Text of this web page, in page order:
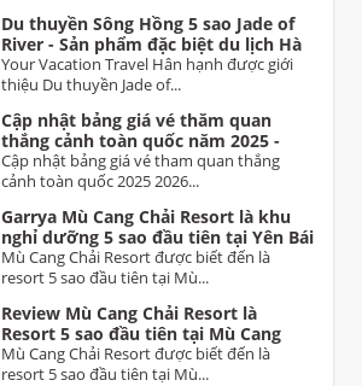
Du thuyền Sông Hồng 5 sao Jade of
River - Sản phẩm đặc biệt du lịch Hà
Nội
Your Vacation Travel Hân hạnh được giới
thiệu Du thuyền Jade of...
Cập nhật bảng giá vé thăm quan
thắng cảnh toàn quốc năm 2025 -
2026 Vietnam tourist attractions
ticket prices
Cập nhật bảng giá vé tham quan thắng
cảnh toàn quốc 2025 2026...
Garrya Mù Cang Chải Resort là khu
nghỉ dưỡng 5 sao đầu tiên tại Yên Bái
Mù Cang Chải Resort được biết đến là
resort 5 sao đầu tiên tại Mù...
Review Mù Cang Chải Resort là
Resort 5 sao đầu tiên tại Mù Cang
Chải Yên Bái
Mù Cang Chải Resort được biết đến là
resort 5 sao đầu tiên tại Mù...